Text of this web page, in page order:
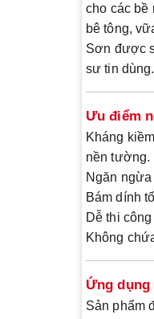
cho các bề
bê tông,
Sơn được
sư tin dùng.
Ưu điểm
Kháng
nền tường.
Ngăn ngừa
Bám dính
Dễ thi
Không
Ứng dụng
Sản phẩm